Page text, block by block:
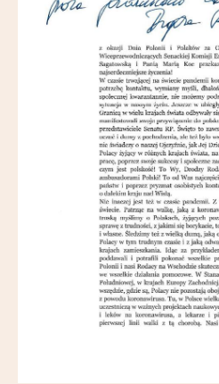
Rossa
Darczyńcy
Partnerzy